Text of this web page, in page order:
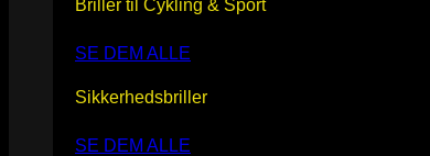
Briller til Cykling & Sport
SE DEM ALLE
Sikkerhedsbriller
SE DEM ALLE